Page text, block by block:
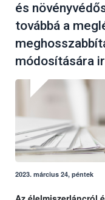
és
továbbá a
módosítására
2023. március 24, péntek